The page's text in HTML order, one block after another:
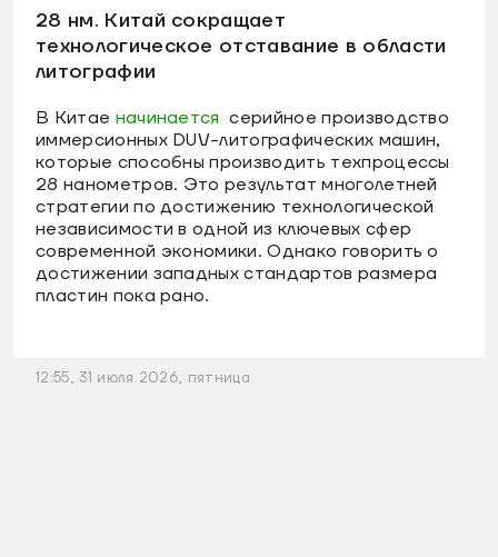
28 нм. Китай сокращает
технологическое отставание в области
литографии
В Китае начинается серийное производство
иммерсионных DUV-литографических машин,
которые способны производить техпроцессы
28 нанометров. Это результат многолетней
стратегии по достижению технологической
независимости в одной из ключевых сфер
современной экономики. Однако говорить о
достижении западных стандартов размера
пластин пока рано.
12:55, 31 июля 2026, пятница